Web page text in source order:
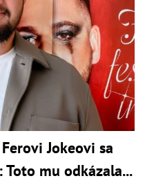
Jokeovi sa
mu odkázala...